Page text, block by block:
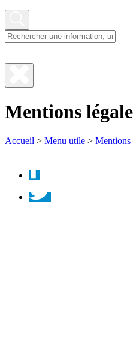
Fermer
recherche
Mentions
Accueil > Menu utile > Mentions